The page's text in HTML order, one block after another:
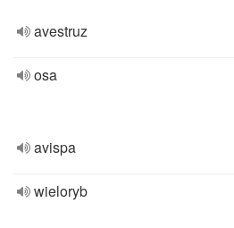
avestruz
osa
avispa
wieloryb